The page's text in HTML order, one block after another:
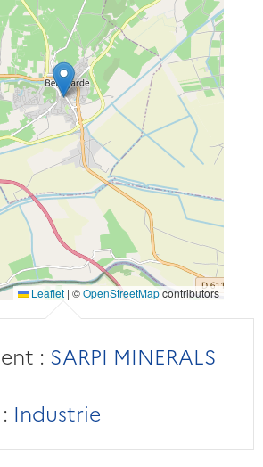
Leaflet | ©OpenStreetMapcontributors
: SARPI MINERALS
Industrie